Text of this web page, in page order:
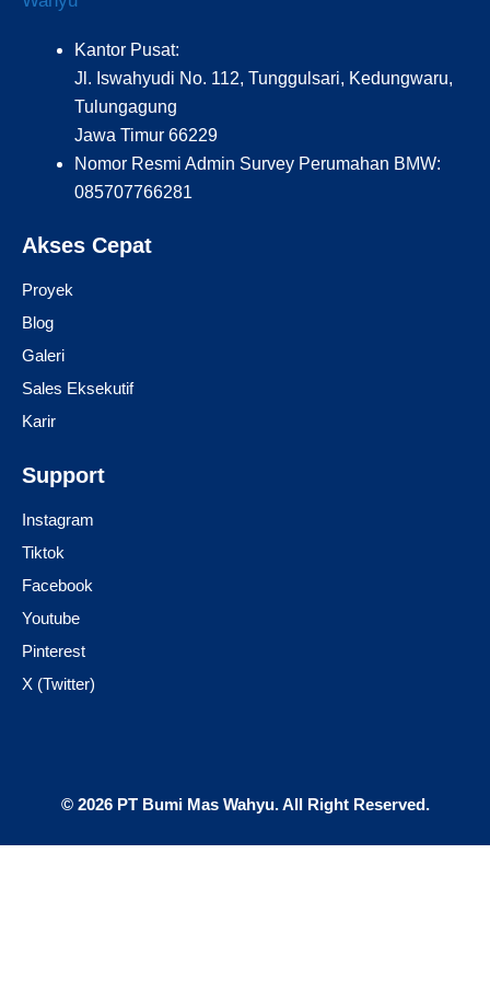
Kantor Pusat:
Jl. Iswahyudi No. 112, Tunggulsari, Kedungwaru,
Tulungagung
Jawa Timur 66229
Nomor Resmi Admin Survey Perumahan BMW:
085707766281
Akses Cepat
Proyek
Blog
Galeri
Sales Eksekutif
Karir
Support
Instagram
Tiktok
Facebook
Youtube
Pinterest
X (Twitter)
© 2026 PT Bumi Mas Wahyu. All Right Reserved.